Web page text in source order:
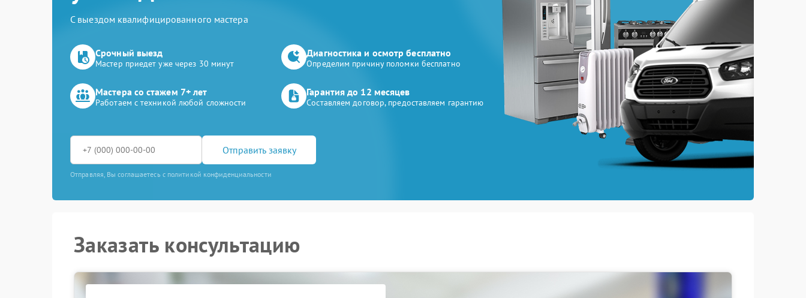
С выездом квалифицированного мастера
Срочный выезд
Мастер приедет уже через 30 минут
Диагностика и осмотр бесплатно
Определим причину поломки бесплатно
Мастера со стажем 7+ лет
Работаем с техникой любой сложности
Гарантия до 12 месяцев
Составляем договор, предоставляем гарантию
Отправить заявку
Отправляя, Вы соглашаетесь с политикой конфиденциальности
Заказать консультацию